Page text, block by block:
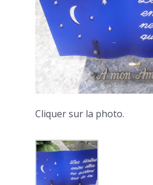
Cliquer sur la photo.